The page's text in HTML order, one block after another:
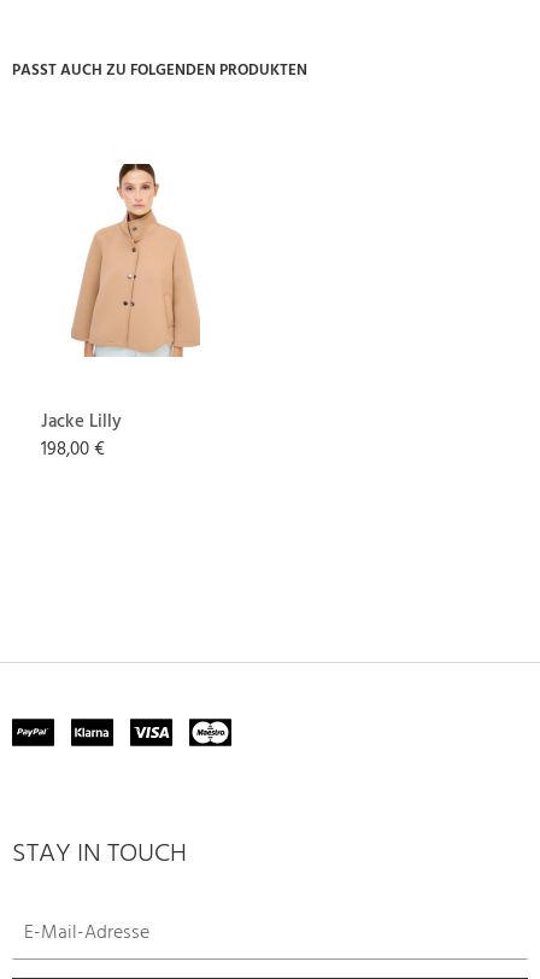
PASST AUCH ZU FOLGENDEN PRODUKTEN
Jacke Lilly
198,00 €
STAY IN TOUCH